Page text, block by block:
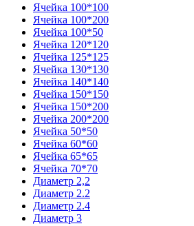
Ячейка 100*100
Ячейка 100*200
Ячейка 100*50
Ячейка 120*120
Ячейка 125*125
Ячейка 130*130
Ячейка 140*140
Ячейка 150*150
Ячейка 150*200
Ячейка 200*200
Ячейка 50*50
Ячейка 60*60
Ячейка 65*65
Ячейка 70*70
Диаметр 2,2
Диаметр 2.2
Диаметр 2.4
Диаметр 3